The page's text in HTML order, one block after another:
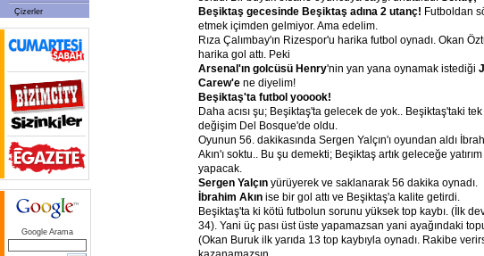
Çizerler
Google Arama
Beşiktaş gecesinde Beşiktaş adına 2 utanç! Futboldan
etmek içimden gelmiyor. Ama edelim.
Rıza Çalımbay'ın Rizespor'u harika futbol oynadı. Okan
harika gol attı. Peki
Arsenal'ın golcüsü Henry'nin yan yana oynamak istediği
Carew'e ne diyelim!
Beşiktaş'ta futbol yooook!
Daha acısı şu; Beşiktaş'ta gelecek de yok.. Beşiktaş'taki tek
değişim Del Bosque'de oldu.
Oyunun 56. dakikasında Sergen Yalçın'ı oyundan aldı
Akın'ı soktu.. Bu şu demekti; Beşiktaş artık geleceğe yatırım
yapacak.
Sergen Yalçın yürüyerek ve saklanarak 56 dakika oynadı.
İbrahim Akın ise bir gol attı ve Beşiktaş'a kalite getirdi.
Beşiktaş'ta ki kötü futbolun sorunu yüksek top kaybı. (İlk
34). Yani üç pası üst üste yapamazsan yani ayağındaki
(Okan Buruk ilk yarıda 13 top kaybıyla oynadı. Rakibe